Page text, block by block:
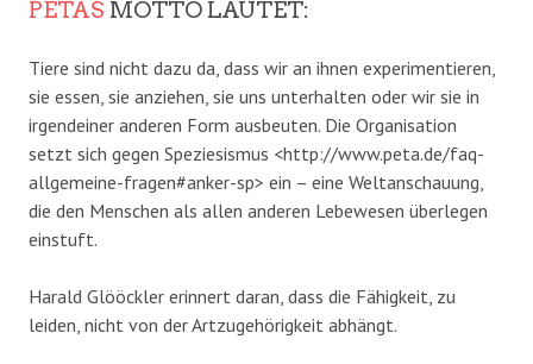
PETAS MOTTO LAUTET:
Tiere sind nicht dazu da, dass wir an ihnen experimentieren,
sie essen, sie anziehen, sie uns unterhalten oder wir sie in
irgendeiner anderen Form ausbeuten. Die Organisation
setzt sich gegen Speziesismus <http://www.peta.de/faq-
allgemeine-fragen#anker-sp> ein – eine Weltanschauung,
die den Menschen als allen anderen Lebewesen überlegen
einstuft.
Harald Glööckler erinnert daran, dass die Fähigkeit, zu
leiden, nicht von der Artzugehörigkeit abhängt.